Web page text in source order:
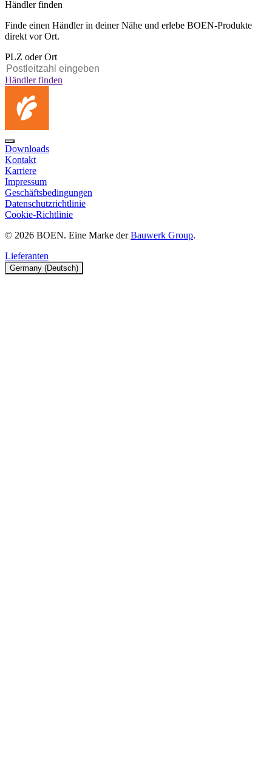
Händler finden
Finde einen Händler in deiner Nähe und erlebe BOEN-Produkte
direkt vor Ort.
PLZ oder Ort
Händler finden
Downloads
Kontakt
Karriere
Impressum
Geschäftsbedingungen
Datenschutzrichtlinie
Cookie-Richtlinie
© 2026 BOEN. Eine Marke derBauwerk Group.
Lieferanten
Germany (Deutsch)